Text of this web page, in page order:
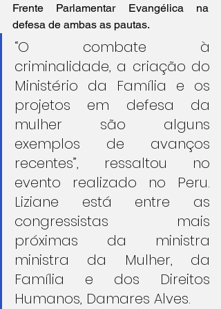
Frente Parlamentar Evangélica na
defesa de ambas as pautas.
“O combate à
criminalidade, a criação do
Ministério da Família e os
projetos em defesa da
mulher são alguns
exemplos de avanços
recentes”, ressaltou no
evento realizado no Peru.
Liziane está entre as
congressistas mais
próximas da ministra
ministra da Mulher, da
Família e dos Direitos
Humanos, Damares Alves.